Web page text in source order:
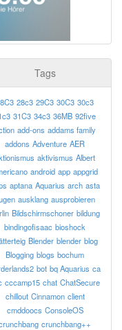
Tags
28c3 29C3 30C3 30c3
31C3 34c3 36MB 92five
add-ons addams family
addons Adventure AER
aktivismus Albert
android app appgrid
aptana Aquarius arch asta
ausklang ausprobieren
Bildschirmschoner bildung
bindingofisaac bioshock
Blender blender blog
Blogging blogs bochum
bot bq Aquarius ca
cccamp15 chat ChatSecure
chillout Cinnamon client
cmddoocs ConsoleOS
crunchbang++